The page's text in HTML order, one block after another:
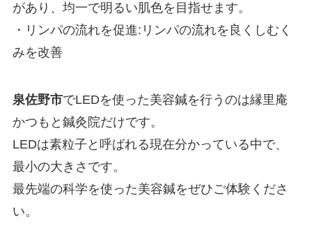
があり、均一で明るい肌色を目指せます。
・リンパの流れを促進:リンパの流れを良くしむく
みを改善
泉佐野市でLEDを使った美容鍼を行うのは縁里庵
かつもと鍼灸院だけです。
LEDは素粒子と呼ばれる現在分かっている中で、
最小の大きさです。
最先端の科学を使った美容鍼をぜひご体験くださ
い。